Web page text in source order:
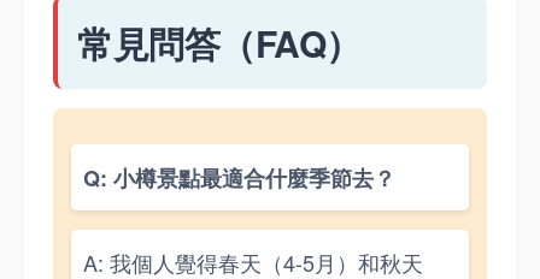
常見問答（FAQ）
Q: 小樽景點最適合什麼季節去？
A: 我個人覺得春天（4-5月）和秋天